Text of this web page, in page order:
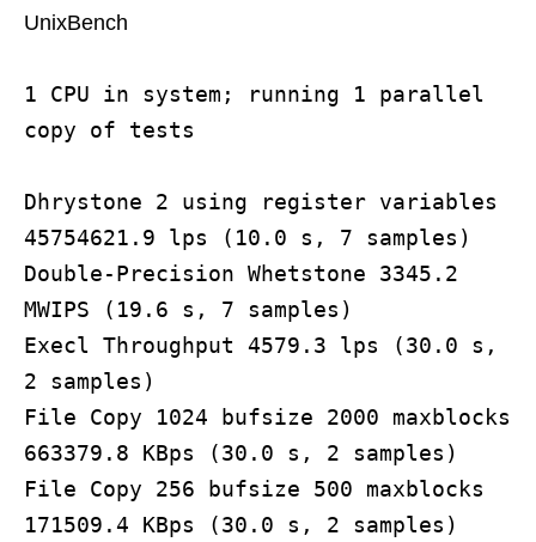
UnixBench
1 CPU in system; running 1 parallel
copy of tests
Dhrystone 2 using register variables
45754621.9 lps (10.0 s, 7 samples)
Double-Precision Whetstone 3345.2
MWIPS (19.6 s, 7 samples)
Execl Throughput 4579.3 lps (30.0 s,
2 samples)
File Copy 1024 bufsize 2000 maxblocks
663379.8 KBps (30.0 s, 2 samples)
File Copy 256 bufsize 500 maxblocks
171509.4 KBps (30.0 s, 2 samples)